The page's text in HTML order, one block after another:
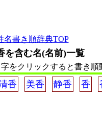
名書き順辞典TOP
を含む名(名前)一覧
をクリックすると書き順
香 美香 静香 香